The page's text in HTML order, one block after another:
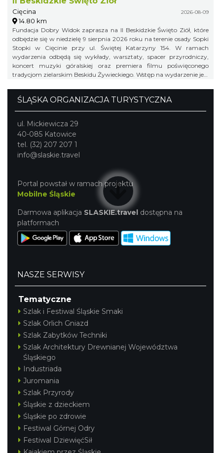
Cięcina 2026-08-09
14.80 km
Fundacja Dobry Widok zaprasza na II Beskidzkie Święto Ziół, które
odbędzie się w niedzielę 9 sierpnia 2026 roku na terenie osady Sopki
Stopki w Cięcinie przy ul. Świętej Katarzyny 154. W ramach
wydarzenia odbędą się wykłady, warsztaty, spacer przyrodniczy,
koncert muzyki góralskiej oraz premiera filmu poświęconego
tradycjom zielarskim Beskidu Żywieckiego. Wstęp na wydarzenie jest
ŚLĄSKA ORGANIZACJA TURYSTYCZNA
ul. Mickiewicza 29
40-085 Katowice
tel. (32) 207 207 1
info@slaskie.travel
Portal powstał w ramach projektu
Mobilne Śląskie
Darmowa aplikacja SLASKIE.travel dostępna na
platformach
NASZE SERWISY
Tematyczne
Szlak i Festiwal Śląskie Smaki
Szlak Orlich Gniazd
Szlak Zabytków Techniki
Szlak Architektury Drewnianej Województwa
Śląskiego
Industriada
Juromania
Szlak Przyrody
Śląskie z dzieckiem
Śląskie po zdrowie
Festiwal Górnej Odry
Festiwal DziewięćSił